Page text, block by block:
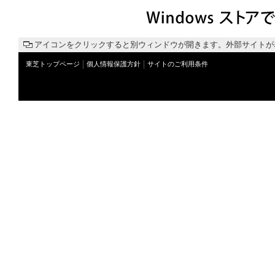
アイコンをクリックすると別ウィンドウが開きます。外部サイト
東芝トップページ 個人情報保護方針 サイトのご利用条件